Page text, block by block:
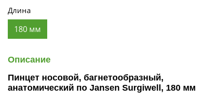
Длина
180 мм
Описание
Пинцет носовой, багнетообразный,
анатомический по Jansen Surgiwell, 180 мм